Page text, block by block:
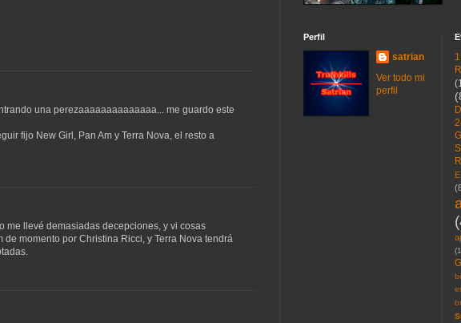
una perezaaaaaaaaaaaaaa... me guardo este
fijo New Girl, Pan Am y Terra Nova, el resto a
me llevé demasiadas decepciones, y vi cosas
momento por Christina Ricci, y Terra Nova tendrá
Perfil
satrian
Ver todo mi
perfil